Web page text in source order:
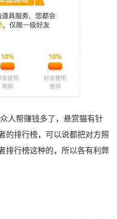
人帮赚钱多了，悬赏猫有针
的排行榜，可以说都把对方照
排行榜这种的，所以各有利弊